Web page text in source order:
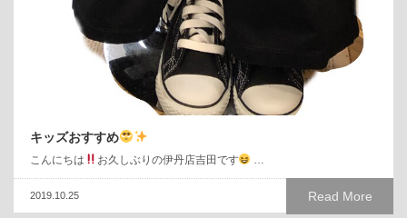
キッズおすすめ
こんにちは お久しぶりの伊丹店吉田です …
Read More
2019.10.25